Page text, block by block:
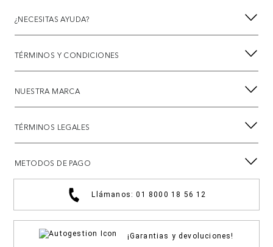
¿NECESITAS AYUDA?
TÉRMINOS Y CONDICIONES
NUESTRA MARCA
TÉRMINOS LEGALES
METODOS DE PAGO
Llámanos: 01 8000 18 56 12
¡Garantias y devoluciones!